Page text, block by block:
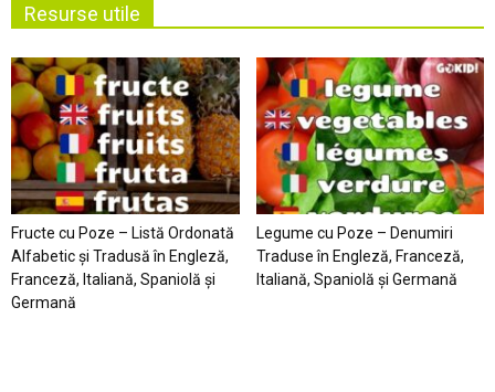
Resurse utile
Fructe cu Poze – Listă Ordonată
Alfabetic şi Tradusă în Engleză,
Franceză, Italiană, Spaniolă şi
Germană
Legume cu Poze – Denumiri
Traduse în Engleză, Franceză,
Italiană, Spaniolă şi Germană